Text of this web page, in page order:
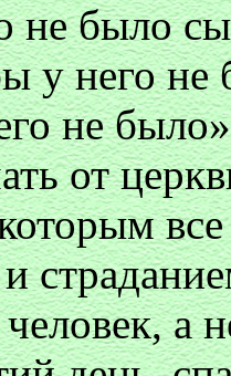
не было
у него не
не
от
а